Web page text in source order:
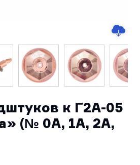
к Г2А-05
(№ 0А, 1А, 2А,